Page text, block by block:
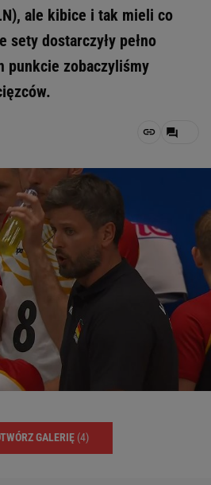
ale kibice i tak mieli co
sety dostarczyły pełno
punkcie zobaczyliśmy
GALERIĘ (4)